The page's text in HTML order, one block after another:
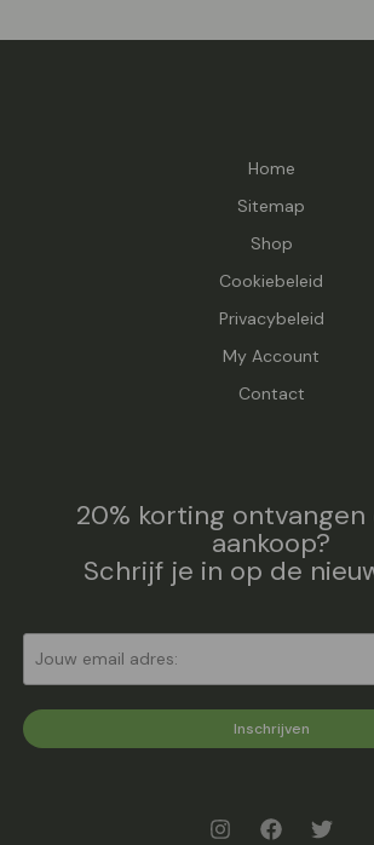
Home
Sitemap
Shop
Cookiebeleid
Privacybeleid
My Account
Contact
20% korting ontvangen
aankoop?
Schrijf je in op de
Inschrijven